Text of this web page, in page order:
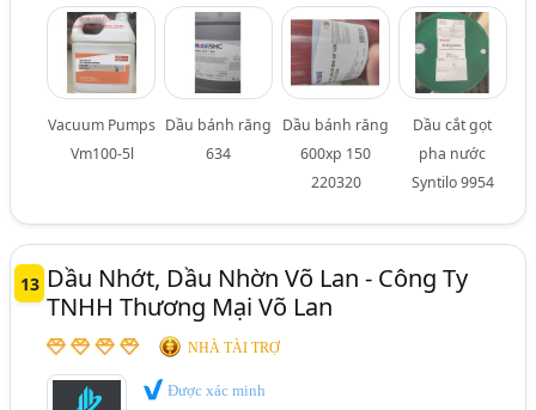
Vacuum Pumps
Vm100-5l
Dầu bánh răng
634
Dầu bánh răng
600xp 150
220320
Dầu cắt gọt
pha nước
Syntilo 9954
13 Dầu Nhớt, Dầu Nhờn Võ Lan - Công Ty
TNHH Thương Mại Võ Lan
NHÀ TÀI TRỢ
Được xác minh